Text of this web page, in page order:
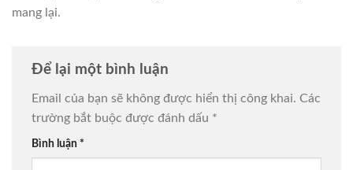
mang lại.
Để lại một bình luận
Email của bạn sẽ không được hiển thị công khai. Các
trường bắt buộc được đánh dấu *
Bình luận *